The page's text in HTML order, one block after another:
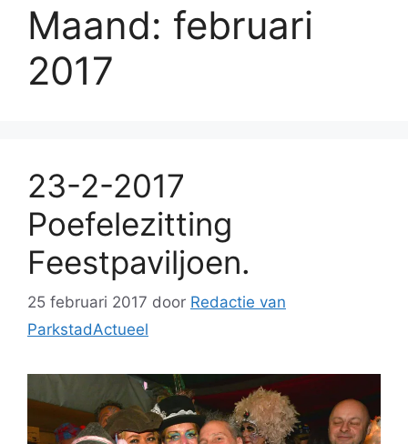
Maand: februari
2017
23-2-2017
Poefelezitting
Feestpaviljoen.
25 februari 2017 door Redactie van
ParkstadActueel